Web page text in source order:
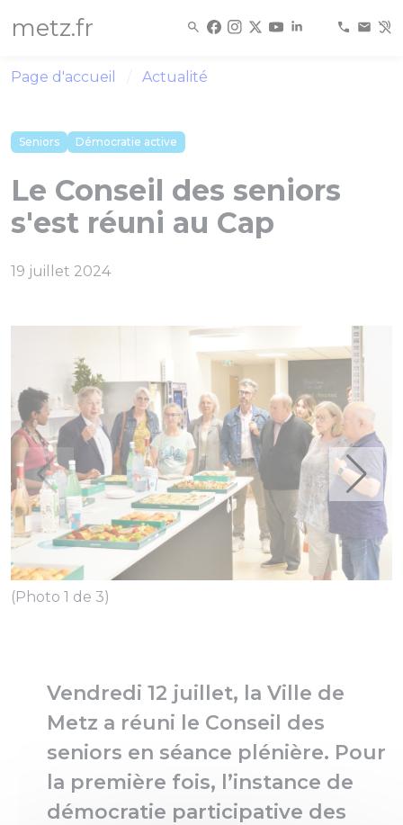
metz.fr
Page d'accueil Actualité
Seniors Démocratie active
Le Conseil des seniors
s'est réuni au Cap
19 juillet 2024
(Photo 1 de 3)
Vendredi 12 juillet, la Ville de
Metz a réuni le Conseil des
seniors en séance plénière. Pour
la première fois, l’instance de
démocratie participative des